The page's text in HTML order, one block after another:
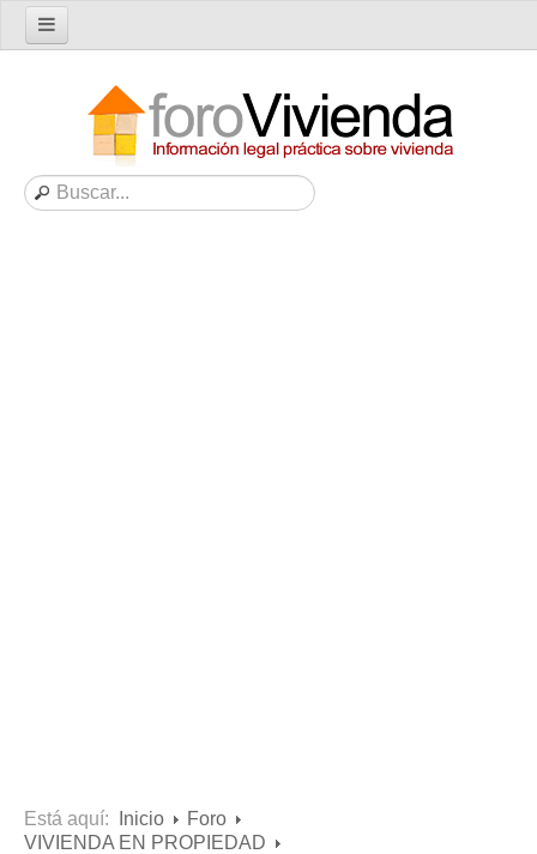
Nuevo tema
Buscar en el foro
De uso distinto al de vivienda
Está aquí: Inicio
Foro
VIVIENDA EN PROPIEDAD